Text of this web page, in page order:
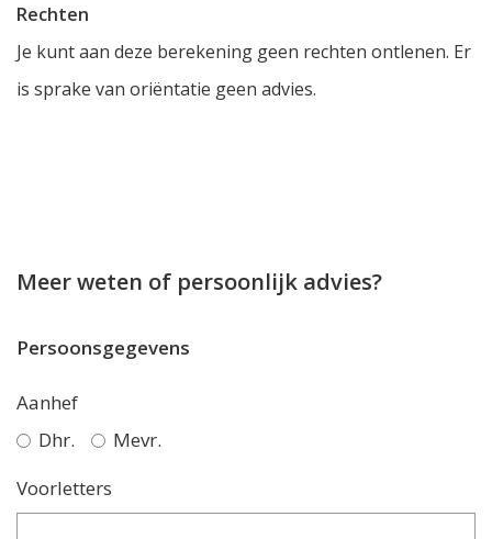
Rechten
Je kunt aan deze berekening geen rechten ontlenen. Er
is sprake van oriëntatie geen advies.
Meer weten of persoonlijk advies?
Persoonsgegevens
Aanhef
Dhr.
Mevr.
Voorletters